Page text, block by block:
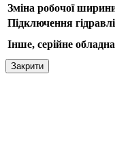
Зміна робочої
Підключення
Інше, серійне
Закрити